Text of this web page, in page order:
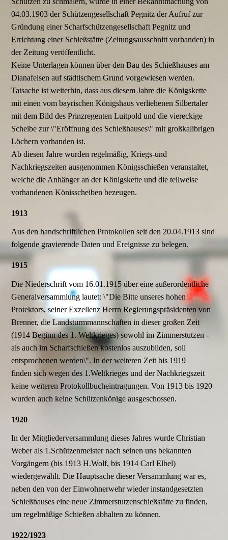
04.03.1903 der Schützengesellschaft Pegnitz der Aufruf zur
Gründung einer Scharfschützengesellschaft Pegnitz und
Errichtung einer Schießstätte (Zeitungsausschnitt vorhanden) in
der Zeitung veröffentlicht.
Keine Unterlagen können über den Bau des Schießhauses am
Dianafelsen auf städtischem Grund vorgewiesen werden.
Tatsache ist weiterhin, dass aus diesem Jahre die Königskette
mit einen vom bayrischen Königshaus verliehenen Silbertaler
mit dem Bild des Prinzregenten Luitpold und die viereckige
Scheibe zur \"Eröffnung des Schießhauses\" mit großkalibrigen
Löchern vorhanden ist.
Ab diesen Jahre wurden regelmäßig, Kriegs-und
Nachkriegszeiten ausgenommen Königsschießen veranstaltet,
welche die Anhänger an der Königskette und die teilweise
vorhandenen Könisscheiben bezeugen.
1913
Aus den handschriftlichen Protokollen seit den 20.04.1913 sind
folgende gravierende Daten und Ereignisse zu belegen.
1915
Die Niederschrift vom 16.01.1915 über eine außerordentliche
Generalversammlung lautet: \"Die Bitte unseres hohen
Protektors, seiner Exzellenz Herrn Regierungspräsidenten von
Brenner, die Landsturmmannschaften in dieser großen Zeit
(1914 Beginn des 1. Weltkrieges) sowohl im Zimmerstutzen -
als auch im Scharfschießen kostenlos auszubilden, soll
entsprochenen werden\". In der weiteren Zeit bis 1919
finden sich wegen des 1.Weltkrieges und der Nachkriegszeit
keine weiteren Protokollbucheintragungen. Von 1913 bis 1920
wurden auch keine Schützenkönige ausgeschossen.
1920
In der Mitgliederversammlung dieses Jahres wurde Christian
Weber als 1.Schützenmeister nach seinen uns bekannten
Vorgängern (bis 1913 H.Wolf, bis 1914 Carl Elbel)
wiedergewählt. Die Hauptsache dieser Versammlung war es,
neben den von der Einwohnerwehr wieder instandgesetzten
Schießhauses eine neue Zimmerstutzenschießstätte zu finden,
um regelmäßige Schießen abhalten zu können.
1922/1923